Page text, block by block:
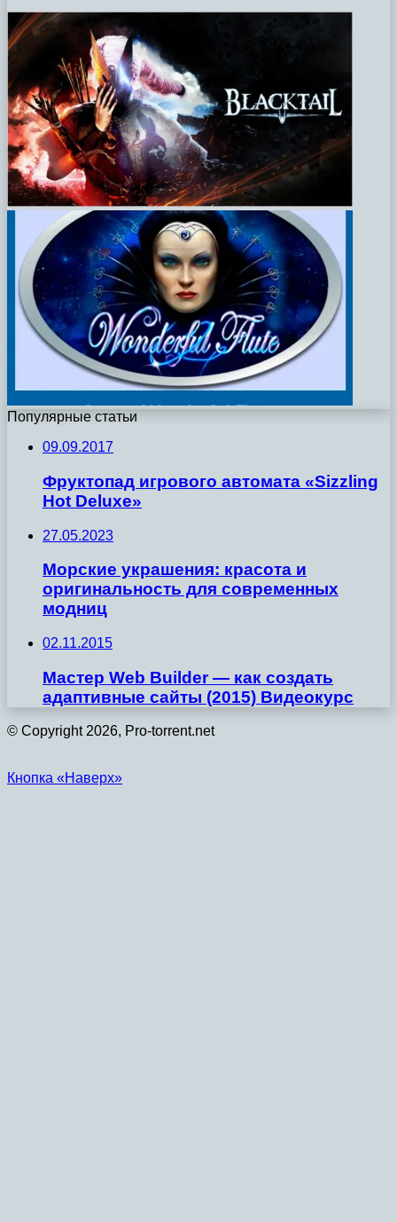
Популярные статьи
09.09.2017
Фруктопад игрового автомата «Sizzling
Hot Deluxe»
27.05.2023
Морские украшения: красота и
оригинальность для современных
модниц
02.11.2015
Мастер Web Builder — как создать
адаптивные сайты (2015) Видеокурс
© Copyright 2026, Pro-torrent.net
Кнопка «Наверх»